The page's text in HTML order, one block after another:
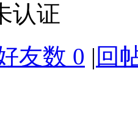
认证
友数 0 | 回